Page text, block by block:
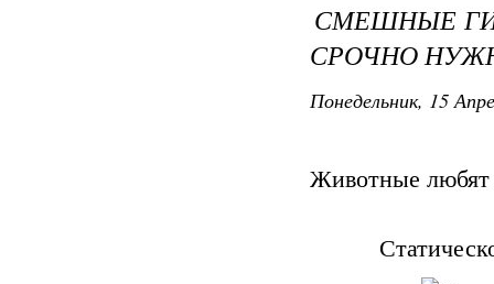
СМЕШНЫЕ
СРОЧНО
Понедельник, 15
Животные любят